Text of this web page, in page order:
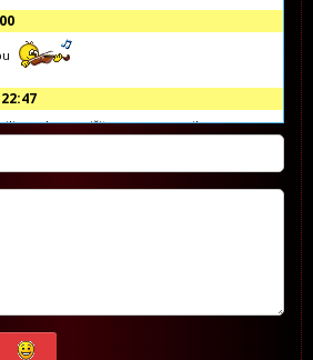
ili pozdrave, pišite nam na email:
ili na facebook stranici Koprivljanski Radio
a na broj: +38765/676-082
History